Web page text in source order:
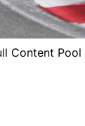
Content Pool